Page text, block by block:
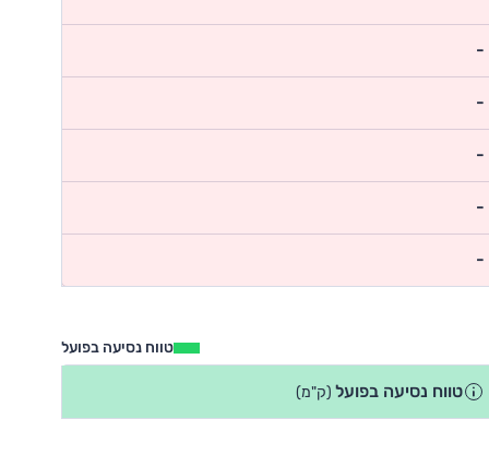
-
-
-
-
-
טווח נסיעה בפועל
טווח נסיעה בפועל (ק"מ)